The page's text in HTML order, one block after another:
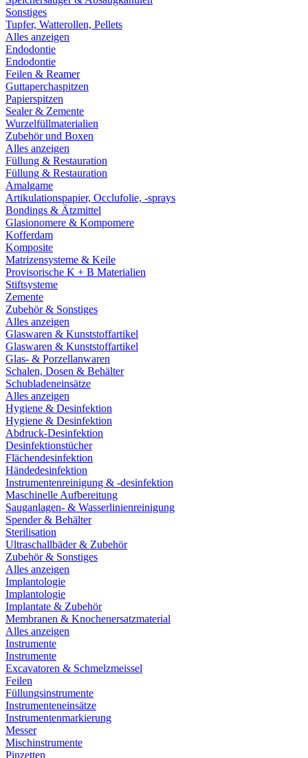
Sonstiges
Tupfer, Watterollen, Pellets
Alles anzeigen
Endodontie
Endodontie
Feilen & Reamer
Guttaperchaspitzen
Papierspitzen
Sealer & Zemente
Wurzelfüllmaterialien
Zubehör und Boxen
Alles anzeigen
Füllung & Restauration
Füllung & Restauration
Amalgame
Artikulationspapier, Occlufolie, -sprays
Bondings & Ätzmittel
Glasionomere & Kompomere
Kofferdam
Komposite
Matrizensysteme & Keile
Provisorische K + B Materialien
Stiftsysteme
Zemente
Zubehör & Sonstiges
Alles anzeigen
Glaswaren & Kunststoffartikel
Glaswaren & Kunststoffartikel
Glas- & Porzellanwaren
Schalen, Dosen & Behälter
Schubladeneinsätze
Alles anzeigen
Hygiene & Desinfektion
Hygiene & Desinfektion
Abdruck-Desinfektion
Desinfektionstücher
Flächendesinfektion
Händedesinfektion
Instrumentenreinigung & -desinfektion
Maschinelle Aufbereitung
Sauganlagen- & Wasserlinienreinigung
Spender & Behälter
Sterilisation
Ultraschallbäder & Zubehör
Zubehör & Sonstiges
Alles anzeigen
Implantologie
Implantologie
Implantate & Zubehör
Membranen & Knochenersatzmaterial
Alles anzeigen
Instrumente
Instrumente
Excavatoren & Schmelzmeissel
Feilen
Füllungsinstrumente
Instrumenteneinsätze
Instrumentenmarkierung
Messer
Mischinstrumente
Pinzetten